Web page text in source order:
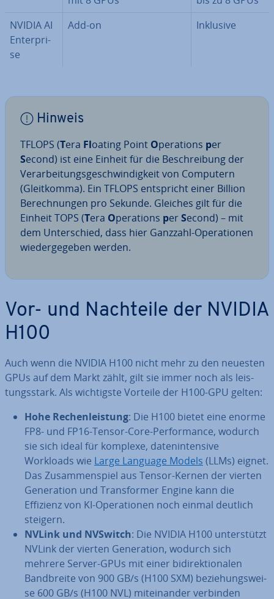
NVIDIA AI
En­ter­pri­
se
Add-on Inklusive
Hinweis
TFLOPS (Tera Floating Point Operations per
Second) ist eine Einheit für die Be­schrei­bung der
Ver­ar­bei­tungs­ge­schwin­dig­keit von Computern
(Gleit­kom­ma). Ein TFLOPS ent­spricht einer Billion
Be­rech­nun­gen pro Sekunde. Gleiches gilt für die
Einheit TOPS (Tera Operations perSecond) – mit
dem Un­ter­schied, dass hier Ganzzahl-Ope­ra­tio­nen
wie­der­ge­ge­ben werden.
Vor- und Nachteile der NVIDIA
H100
Auch wenn die NVIDIA H100 nicht mehr zu den neuesten
GPUs auf dem Markt zählt, gilt sie immer noch als leis­
tungs­stark. Als wich­tigs­te Vorteile der H100-GPU gelten:
Hohe Re­chen­leis­tung: Die H100 bietet eine enorme
FP8- und FP16-Tensor-Core-Per­for­mance, wodurch
sie sich ideal für komplexe, da­ten­in­ten­si­ve
Workloads wie Large Language Models (LLMs) eignet.
Das Zu­sam­men­spiel aus Tensor-Kernen der vierten
Ge­ne­ra­ti­on und Trans­for­mer Engine kann die
Effizienz von KI-Ope­ra­tio­nen noch einmal deutlich
steigern.
NVLink und NVSwitch: Die NVIDIA H100 un­ter­stützt
NVLink der vierten Ge­ne­ra­ti­on, wodurch sich
mehrere Server-GPUs mit einer bi­di­rek­tio­na­len
Band­brei­te von 900 GB/s (H100 SXM) be­zie­hungs­wei­
se 600 GB/s (H100 NVL) mit­ein­an­der verbinden